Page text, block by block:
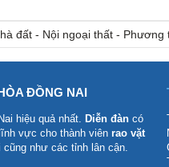
đất - Nội ngoại thất - Phương
ĐỒNG NAI
hiệu quả nhất. Diễn đàn có
vực cho thành viên rao vặt
như các tỉnh lân cận.